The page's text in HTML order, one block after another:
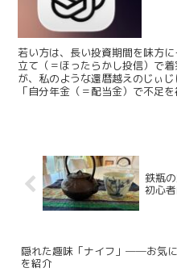
若い方は、長い投資期間を味方
立て（＝ほったらかし投信）で
が、私のような還暦越えのじぃ
「自分年金（＝配当金）で不足
鉄瓶
初心
隠れた趣味「ナイフ」──お気
を紹介